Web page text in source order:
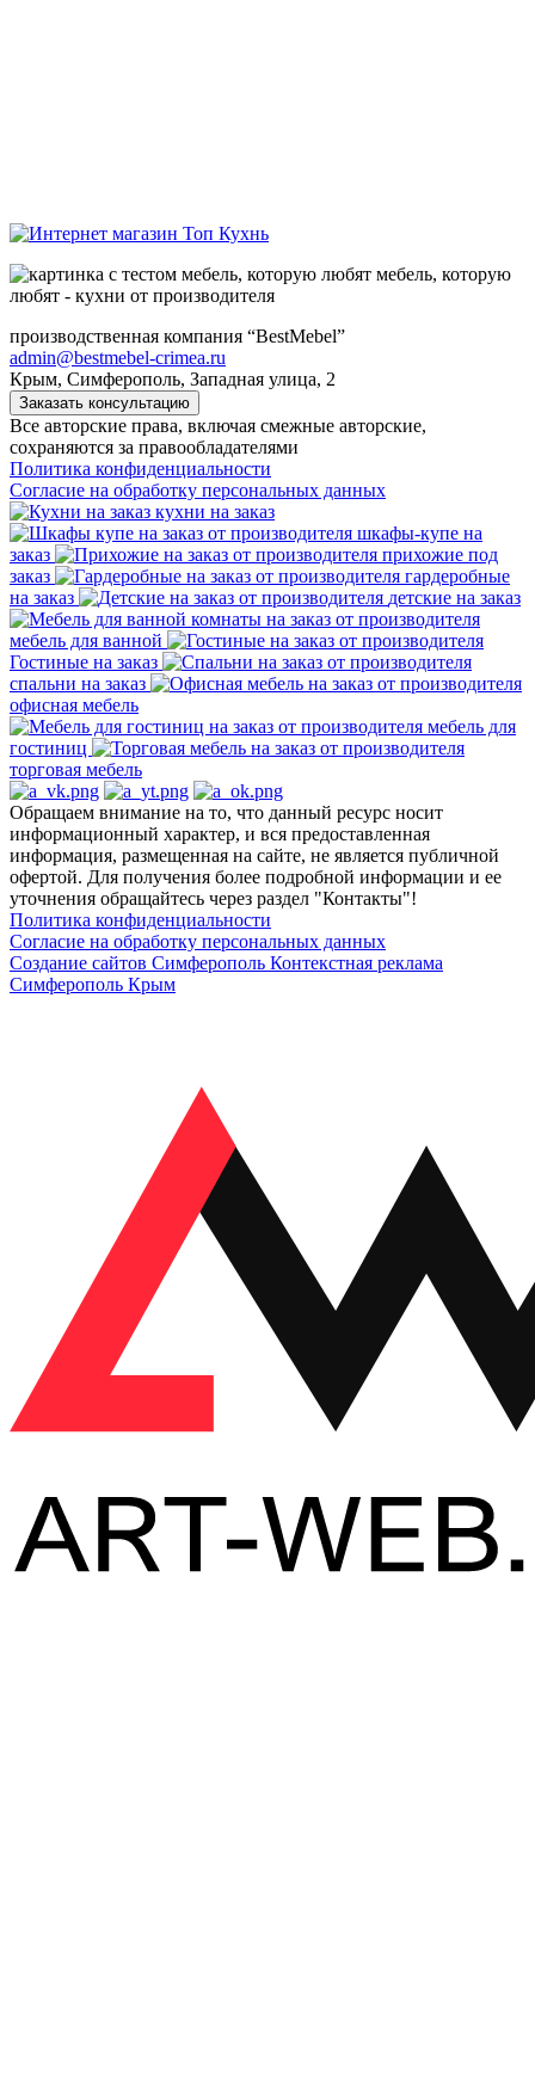
мебель, которую
любят - кухни от производителя
производственная компания “BestMebel”
admin@bestmebel-crimea.ru
Крым, Симферополь, Западная улица, 2
Заказать консультацию
Все авторские права, включая смежные авторские,
сохраняются за правообладателями
Политика конфиденциальности
Согласие на обработку персональных данных
кухни на заказ
шкафы-купе на
заказ
прихожие под
заказ
гардеробные
на заказ
детские на заказ
мебель для ванной
Гостиные на заказ
спальни на заказ
офисная мебель
мебель для
гостиниц
торговая мебель
Обращаем внимание на то, что данный ресурс носит
информационный характер, и вся предоставленная
информация, размещенная на сайте, не является публичной
офертой. Для получения более подробной информации и ее
уточнения обращайтесь через раздел "Контакты"!
Политика конфиденциальности
Согласие на обработку персональных данных
Создание сайтов Симферополь Контекстная реклама
Симферополь Крым